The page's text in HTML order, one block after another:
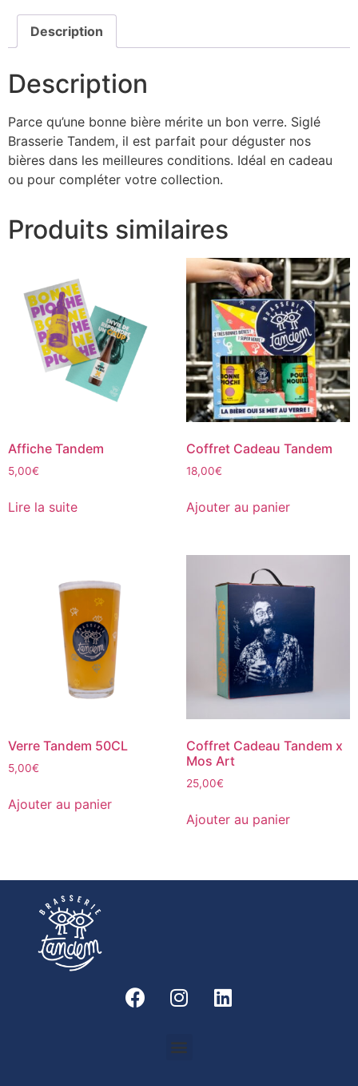
Description
Description
Parce qu’une bonne bière mérite un bon verre. Siglé
Brasserie Tandem, il est parfait pour déguster nos
bières dans les meilleures conditions. Idéal en cadeau
ou pour compléter votre collection.
Produits similaires
Affiche Tandem
5,00€
Lire la suite
Coffret Cadeau Tandem
18,00€
Ajouter au panier
Verre Tandem 50CL
5,00€
Ajouter au panier
Coffret Cadeau Tandem x
Mos Art
25,00€
Ajouter au panier